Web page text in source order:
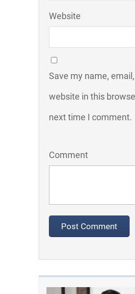
Website
Save my name,
website in this
next time I comment.
Comment